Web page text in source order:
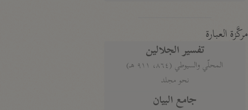
مركَّزة العبارة
تفسير الجلالين
المحلّي والسيوطي (٨٦٤، ٩١١ هـ)
نحو مجلد
جامع البيان